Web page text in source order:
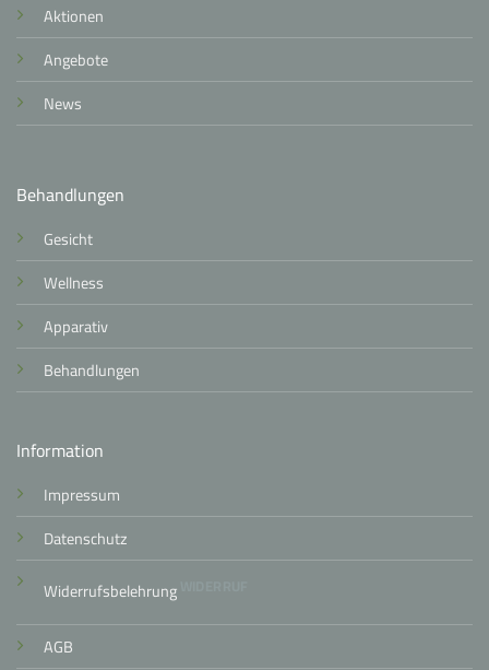
Behandlungen
Gesicht
Wellness
Apparativ
Behandlungen
Information
Impressum
Datenschutz
Widerrufsbelehrung
AGB
Aktionen
Angebote
News